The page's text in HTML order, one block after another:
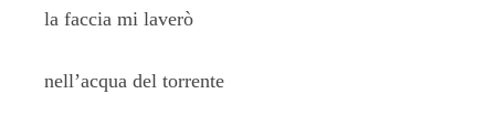
la faccia mi laverò
nell’acqua del torrente